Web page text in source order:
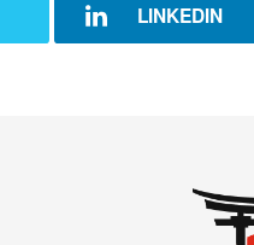
LINKEDIN